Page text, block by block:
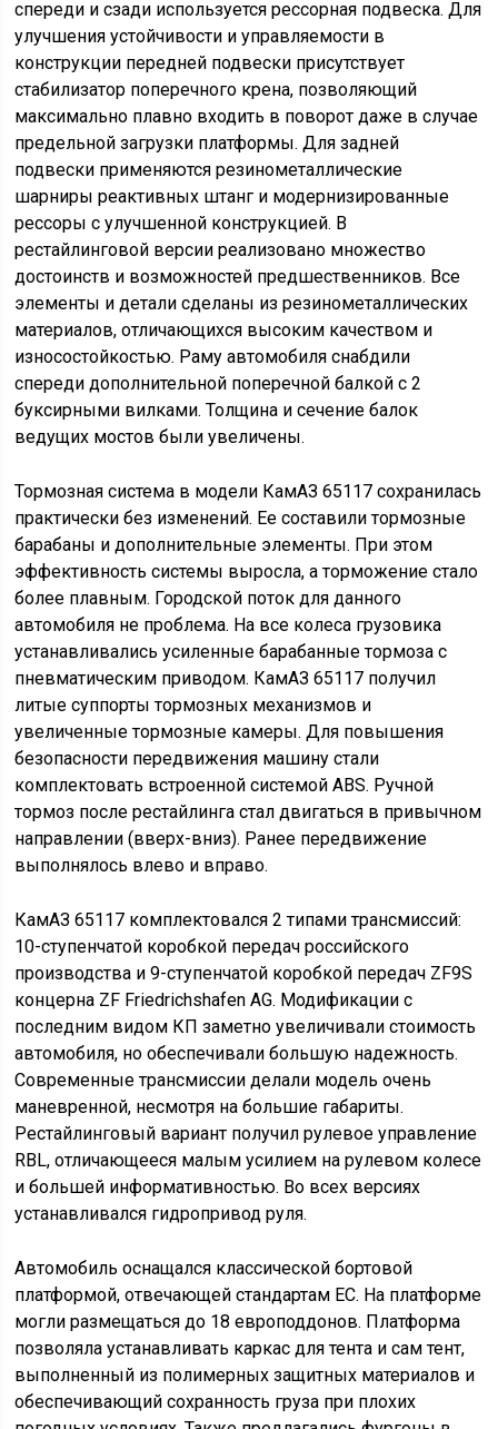
платформой, отвечающей стандартам ЕС. На платформе
могли размещаться до 18 европоддонов. Платформа
позволяла устанавливать каркас для тента и сам тент,
выполненный из полимерных защитных материалов и
обеспечивающий сохранность груза при плохих
погодных условиях. Также предлагались фургоны в
промтоварном и термостойком исполнении.
Для техники использовались дисковые колеса с
бескамерными пневматическими шинами (11 R22,5).
Изначально КамАЗ 65117 оснащался кабиной старого
образца. Обновленный вариант получил улучшенную
кабину. Дополнительный комфорт здесь
обеспечивался за счет прозрачного козырька,
оттеняющего стекло и предоставляющего отличную
конструкцию сделали похожей на механизмы,
устанавливаемые в легковых автомобилях.
Усовершенствовалось и внутреннее пространство
кабины. В салоне появились столик, удобные кресла и
спальное место увеличенного размера. У
водительского сиденья стало больше регулировок.
Переднюю панель сделали из стандартного пластика.
На приборном щитке установили современные
индикаторы и сигнализаторы, оповещающие о
состоянии автомобиля. Также появился дисплей с
системой «антиблик». Кабина располагалась над
двигателем, но благодаря отличной вибро- и
Недостатки КамАЗ 65117:
в старых модификациях «ручник» перемещается
вправо и влево, что не слишком удобно;
переключатель рулевой колонки находится под